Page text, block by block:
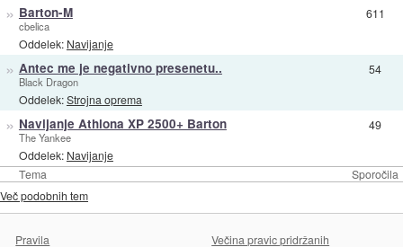
Tema Sporočila
» Barton-M
cbelica
Oddelek: Navijanje
611
» Antec me je negativno presenetu..
Black Dragon
Oddelek:Strojna oprema
54
» Navijanje Athlona XP 2500+ Barton
The Yankee
Oddelek: Navijanje
49
Več podobnih tem
Pravila Večina pravic pridržanih